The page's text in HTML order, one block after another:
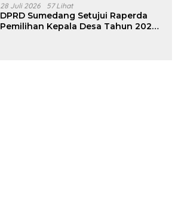
28 Juli 2026 57 Lihat
DPRD Sumedang Setujui Raperda
Pemilihan Kepala Desa Tahun 2026